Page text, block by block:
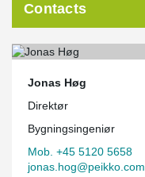
Contacts
Jonas Høg
Direktør
Bygningsingeniør
Mob. +45 5120 5658
jonas.hog@peikko.com